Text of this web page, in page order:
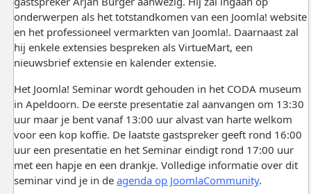
onderwerpen als het totstandkomen van een Joomla! website
en het professioneel vermarkten van Joomla!. Daarnaast zal
hij enkele extensies bespreken als VirtueMart, een
nieuwsbrief extensie en kalender extensie.
Het Joomla! Seminar wordt gehouden in het CODA museum
in Apeldoorn. De eerste presentatie zal aanvangen om 13:30
uur maar je bent vanaf 13:00 uur alvast van harte welkom
voor een kop koffie. De laatste gastspreker geeft rond 16:00
uur een presentatie en het Seminar eindigt rond 17:00 uur
met een hapje en een drankje. Volledige informatie over dit
seminar vind je in de agenda op JoomlaCommunity.